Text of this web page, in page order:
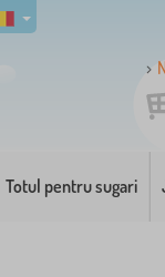
Totul pentru sugari